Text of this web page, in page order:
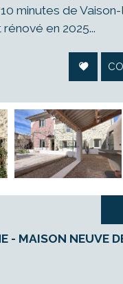
minutes de
en 2025...
MAISON NEUVE